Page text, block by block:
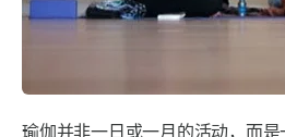
瑜伽并非一日或一月的活动，而